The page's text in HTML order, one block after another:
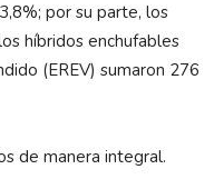
por su parte, los
híbridos enchufables
(EREV) sumaron 276
de manera integral.